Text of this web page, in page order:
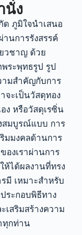
นั่ง
ด ภูมิใจนำเสนอ
นการรังสรรค์
วชาญด้วย
ระพุทธรูป รูป
ามสำคัญกับการ
จะเป็นวัสดุทอง
อง หรือวัสดุเรซิ่น
สมบูรณ์แบบ การ
มมงคลด้านการ
องเราผ่านการ
ห้ได้ผลงานที่ทรง
มี เหมาะสำหรับ
ระกอบพิธีทาง
เสริมสร้างความ
ทุกท่าน